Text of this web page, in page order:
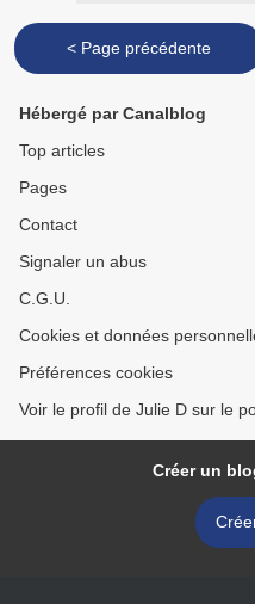
< Page précédente
Hébergé par Canalblog
Top articles
Pages
Contact
Signaler un abus
C.G.U.
Cookies et données
Préférences cookies
Voir le profil de Julie D sur le
Créer un